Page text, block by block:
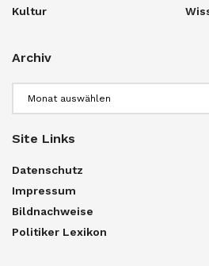
Kultur
Archiv
Site Links
Datenschutz
Impressum
Bildnachweise
Politiker Lexikon